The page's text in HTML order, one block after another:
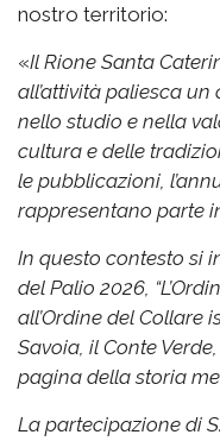
nostro territorio:
«Il Rione Santa
all’attività paliesca
nello studio e nella
cultura e delle
le pubblicazioni,
rappresentano parte
In questo contesto si
del Palio 2026,
all’Ordine del Collare
Savoia, il Conte
pagina della storia
La partecipazione di